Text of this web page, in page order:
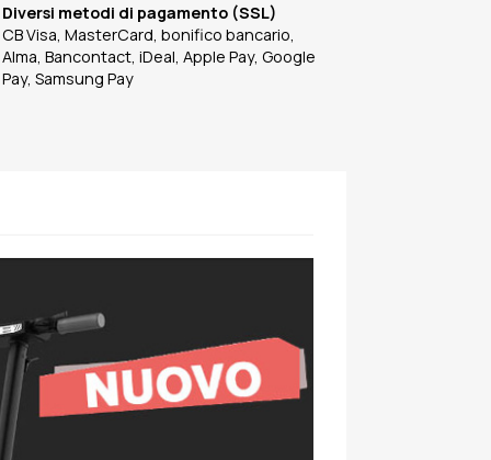
Diversi metodi di pagamento (SSL)
CB Visa, MasterCard, bonifico bancario,
Alma, Bancontact, iDeal, Apple Pay, Google
Pay, Samsung Pay